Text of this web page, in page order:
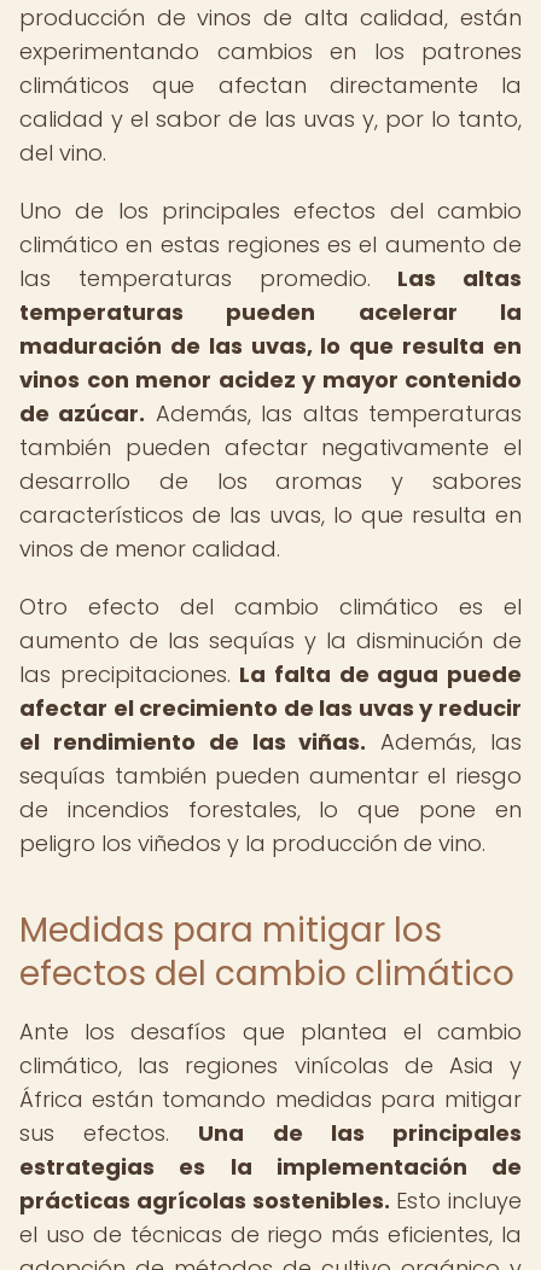
producción de vinos de alta calidad, están
experimentando cambios en los patrones
climáticos que afectan directamente la
calidad y el sabor de las uvas y, por lo tanto,
del vino.
Uno de los principales efectos del cambio
climático en estas regiones es el aumento de
las temperaturas promedio. Las altas
temperaturas pueden acelerar la
maduración de las uvas, lo que resulta en
vinos con menor acidez y mayor contenido
de azúcar. Además, las altas temperaturas
también pueden afectar negativamente el
desarrollo de los aromas y sabores
característicos de las uvas, lo que resulta en
vinos de menor calidad.
Otro efecto del cambio climático es el
aumento de las sequías y la disminución de
las precipitaciones. La falta de agua puede
afectar el crecimiento de las uvas y reducir
el rendimiento de las viñas. Además, las
sequías también pueden aumentar el riesgo
de incendios forestales, lo que pone en
peligro los viñedos y la producción de vino.
Medidas para mitigar los
efectos del cambio climático
Ante los desafíos que plantea el cambio
climático, las regiones vinícolas de Asia y
África están tomando medidas para mitigar
sus efectos. Una de las principales
estrategias es la implementación de
prácticas agrícolas sostenibles. Esto incluye
el uso de técnicas de riego más eficientes, la